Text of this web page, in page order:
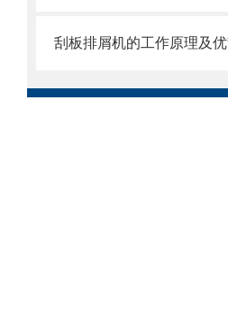
刮板排屑机的工作原理及